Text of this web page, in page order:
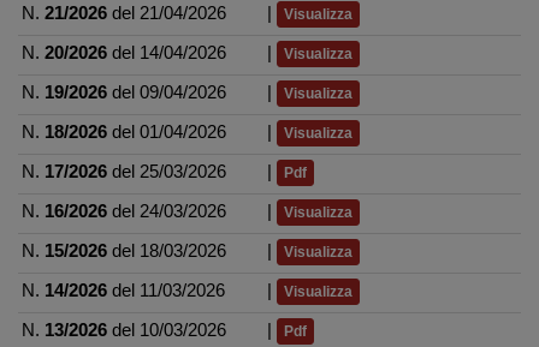
N. 21/2026 del 21/04/2026 Visualizza
N. 20/2026 del 14/04/2026 Visualizza
N. 19/2026 del 09/04/2026 Visualizza
N. 18/2026 del 01/04/2026 Visualizza
N. 17/2026 del 25/03/2026 Pdf
N. 16/2026 del 24/03/2026 Visualizza
N. 15/2026 del 18/03/2026 Visualizza
N. 14/2026 del 11/03/2026 Visualizza
N. 13/2026 del 10/03/2026 Pdf